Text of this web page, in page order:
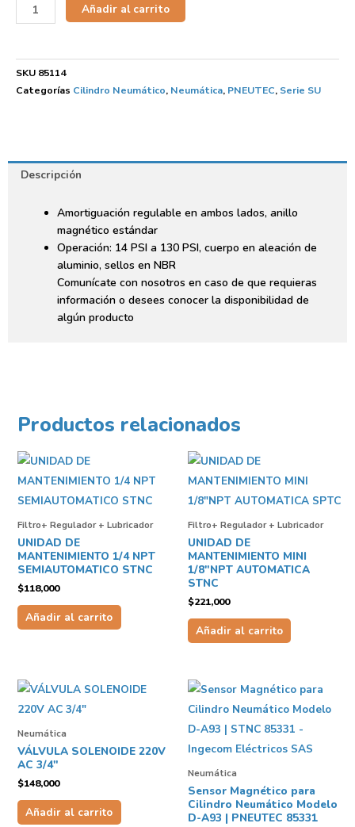
Añadir al carrito
SKU 85114
Categorías Cilindro Neumático, Neumática, PNEUTEC, Serie SU
Descripción
Amortiguación regulable en ambos lados, anillo
magnético estándar
Operación: 14 PSI a 130 PSI, cuerpo en aleación de
aluminio, sellos en NBR
Comunícate con nosotros en caso de que requieras
información o desees conocer la disponibilidad de
algún producto
Productos relacionados
Filtro+ Regulador + Lubricador
UNIDAD DE
MANTENIMIENTO 1/4 NPT
SEMIAUTOMATICO STNC
$118,000
Añadir al carrito
Filtro+ Regulador + Lubricador
UNIDAD DE
MANTENIMIENTO MINI
1/8″NPT AUTOMATICA
STNC
$221,000
Añadir al carrito
Neumática
VÁLVULA SOLENOIDE 220V
AC 3/4″
$148,000
Añadir al carrito
Neumática
Sensor Magnético para
Cilindro Neumático Modelo
D-A93 | PNEUTEC 85331